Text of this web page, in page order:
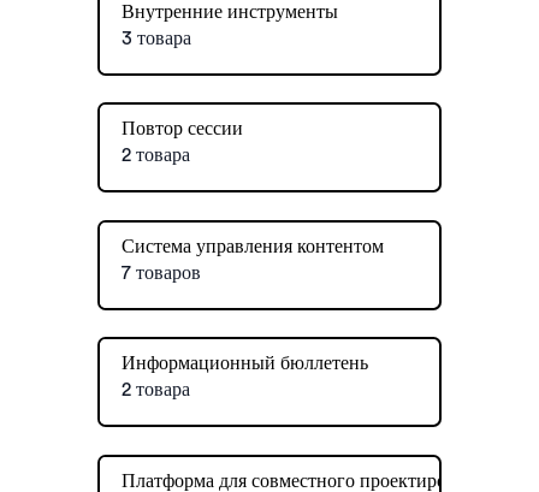
Внутренние инструменты
3 товара
Повтор сессии
2 товара
Система управления контентом
7 товаров
Информационный бюллетень
2 товара
Платформа для совместного проектирования